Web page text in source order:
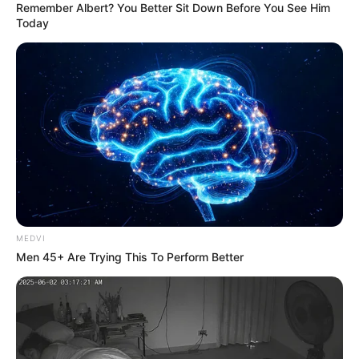
Cabe aos sindicatos dar publicidade às convocatórias para
assembleias com os trabalhadores e às convenções ou acordos
Remember Albert? You Better Sit Down Before You See Him
Today
MEDVI
Men 45+ Are Trying This To Perform Better